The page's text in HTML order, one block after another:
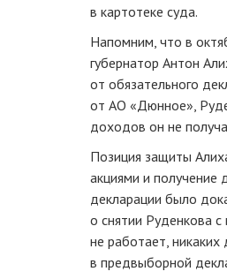
в картотеке суда.
Напомним, что в
губернатор Антон
от обязательного
от АО «Дюнное»,
доходов он не
Позиция защиты
акциями и получение
декларации было
о снятии Руденкова
не работает,
в предвыборной